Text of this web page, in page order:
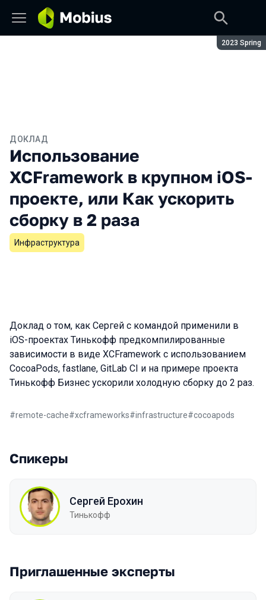
Сезон:
2023 Spring
ДОКЛАД
Использование
XCFramework в крупном iOS-
проекте, или Как ускорить
сборку в 2 раза
Инфраструктура
Доклад о том, как Сергей с командой применили в
iOS-проектах Тинькофф предкомпилированные
зависимости в виде XCFramework с использованием
CocoaPods, fastlane, GitLab CI и на примере проекта
Тинькофф Бизнес ускорили холодную сборку до 2 раз.
#remote-cache#xcframeworks#infrastructure#сocoapods
Спикеры
Сергей Ерохин
Тинькофф
Приглашенные эксперты